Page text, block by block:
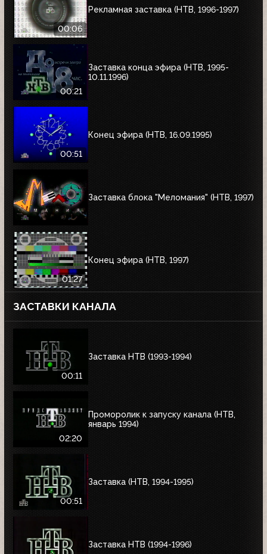
00:06
Рекламная заставка (НТВ, 1996-1997)
00:21
Заставка конца эфира (НТВ, 1995-
10.11.1996)
00:51
Конец эфира (НТВ, 16.09.1995)
Заставка блока "Меломания" (НТВ, 1997)
01:27
Конец эфира (НТВ, 1997)
ЗАСТАВКИ КАНАЛА
00:11
Заставка НТВ (1993-1994)
02:20
Проморолик к запуску канала (НТВ,
январь 1994)
00:51
Заставка (НТВ, 1994-1995)
Заставка НТВ (1994-1996)